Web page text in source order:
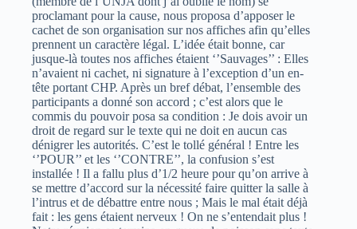
proclamant pour la cause, nous proposa d’apposer le
cachet de son organisation sur nos affiches afin qu’elles
prennent un caractère légal. L’idée était bonne, car
jusque-là toutes nos affiches étaient ‘’Sauvages’’ : Elles
n’avaient ni cachet, ni signature à l’exception d’un en-
tête portant CHP. Après un bref débat, l’ensemble des
participants a donné son accord ; c’est alors que le
commis du pouvoir posa sa condition : Je dois avoir un
droit de regard sur le texte qui ne doit en aucun cas
dénigrer les autorités. C’est le tollé général ! Entre les
‘’POUR’’ et les ‘’CONTRE’’, la confusion s’est
installée ! Il a fallu plus d’1/2 heure pour qu’on arrive à
se mettre d’accord sur la nécessité faire quitter la salle à
l’intrus et de débattre entre nous ; Mais le mal était déjà
fait : les gens étaient nerveux ! On ne s’entendait plus !